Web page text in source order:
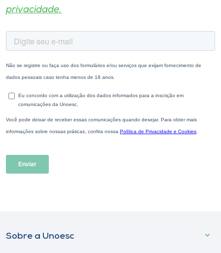
privacidade.
Sobre a Unoesc